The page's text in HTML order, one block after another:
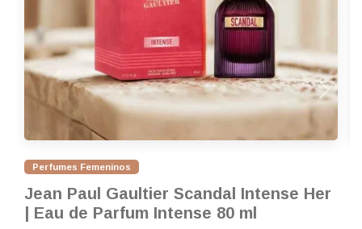
Perfumes Femeninos
Jean Paul Gaultier Scandal Intense Her
| Eau de Parfum Intense 80 ml